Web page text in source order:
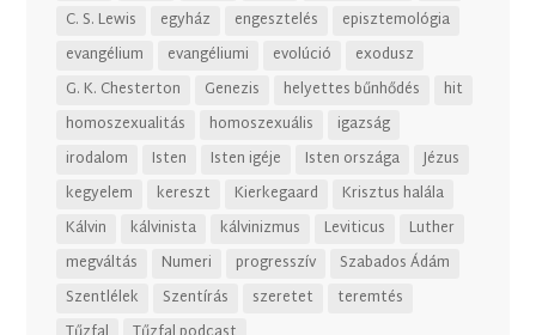
C. S. Lewis
egyház engesztelés
episztemológia
evangélium
evangéliumi evolúció
exodusz
G. K. Chesterton
Genezis helyettes bűnhődés
hit
homoszexualitás
homoszexuális
igazság
irodalom
Isten Isten igéje Isten országa
Jézus
kegyelem
kereszt Kierkegaard
Krisztus halála
Kálvin
kálvinista kálvinizmus Leviticus
Luther
megváltás
Numeri progresszív
Szabados Ádám
Szentlélek
Szentírás szeretet
teremtés